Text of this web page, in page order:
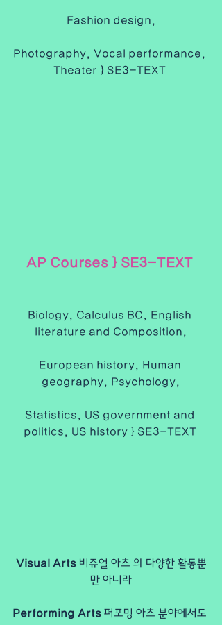
Fashion design,
Photography, Vocal performance,
Theater } SE3-TEXT
AP Courses } SE3-TEXT
Biology, Calculus BC, English
literature and Composition,
European history, Human
geography, Psychology,
Statistics, US government and
politics, US history } SE3-TEXT
Visual Arts 비쥬얼 아츠 의 다양한 활동뿐
만 아니라
Performing Arts 퍼포밍 아츠 분야에서도